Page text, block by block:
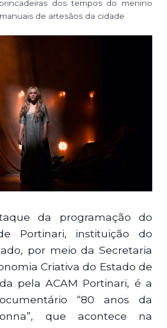
dos tempos do menino
de artesãos da cidade
da programação do
Portinari, instituição do
por meio da Secretaria
Criativa do Estado de
pela ACAM Portinari, é a
“80 anos da
que acontece na